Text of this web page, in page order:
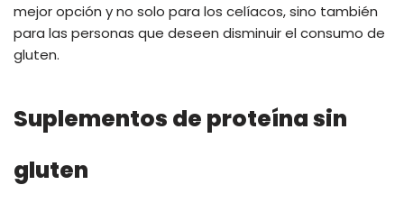
mejor opción y no solo para los celíacos, sino también
para las personas que deseen disminuir el consumo de
gluten.
Suplementos de proteína sin
gluten